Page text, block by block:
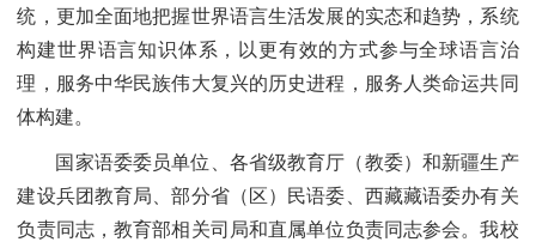
统，更加全面地把握世界语言生活发展的实态和趋势，系统
构建世界语言知识体系，以更有效的方式参与全球语言治
理，服务中华民族伟大复兴的历史进程，服务人类命运共同
体构建。
国家语委委员单位、各省级教育厅（教委）和新疆生产
建设兵团教育局、部分省（区）民语委、西藏藏语委办有关
负责同志，教育部相关司局和直属单位负责同志参会。我校